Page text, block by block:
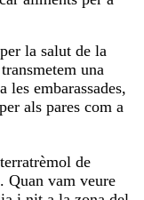
la salut de la
una
les embarassades,
als pares com a
de
Quan vam veure